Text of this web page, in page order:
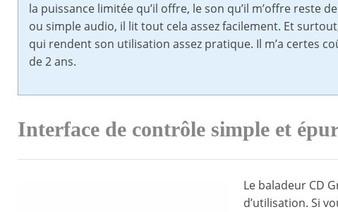
la puissance limitée qu’il offre, le son qu’il m’offre reste
ou simple audio, il lit tout cela assez facilement. Et
qui rendent son utilisation assez pratique. Il m’a certes
de 2 ans.
Interface de contrôle simple et
Le baladeur CD
d’utilisation. Si